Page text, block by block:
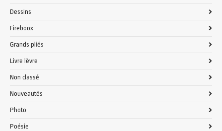
Dessins
Fireboox
Grands pliés
Livre lèvre
Non classé
Nouveautés
Photo
Poésie